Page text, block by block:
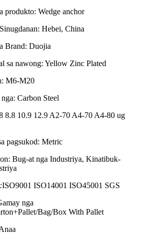
produkto: Wedge anchor
Hebei, China
Brand: Duojia
sa nawong: Yellow Zinc Plated
M6-M20
Carbon Steel
8.8 10.9 12.9 A2-70 A4-70 A4-80 ug
pagsukod: Metric
Bug-at nga Industriya, Kinatibuk-
ISO9001 ISO14001 ISO45001 SGS
nga
Bag/Box With Pallet